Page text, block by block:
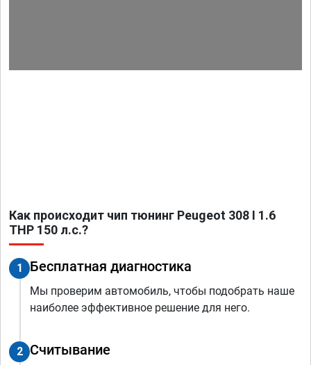
Как происходит чип тюнинг Peugeot 308 I 1.6
THP 150 л.с.?
1 Бесплатная диагностика
Мы проверим автомобиль, чтобы подобрать наше
наиболее эффективное решение для него.
2 Считывание